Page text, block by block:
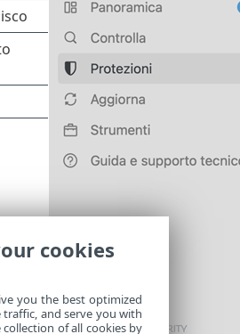
cookies
you the best optimized
and serve you with
of all cookies by